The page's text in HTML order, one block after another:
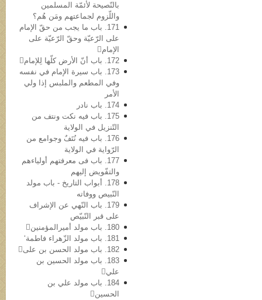
بالنّصیحة لأئمّة المسلمین
واللّزوم لجماعتهم ومَن هُم؟
171. باب ما یجب من حقّ الإمام
علی الرّعیّة وحقّ الرّعیّة علی
الإمام
172. باب أنّ الأرض کلّها لِلإمام
173. باب سیرة الإمام في نفسه
وفي المطعم والملبس إذا ولي
الأمر
174. باب نادر
175. باب فیه نکت ونتف من
التّنزیل في الولایة
176. باب فیه نُتَفٌ وجوامع من
الرّوایة في الولایة
177. باب فی معرفتهم أولیاءهم
والتفّویض إلیهم
178. أبواب التاریخ - باب مولد
النّبيص ووفاته
179. باب النّهي عن الإشراف
علی قبر النّبيّص
180. باب مولد أمیرالمؤمنین
181. باب مولد الزّهراء فاطمة‘
182. باب مولد الحسن بن علی
183. باب مولد الحسین بن
علي
184. باب مولد علي بن
الحسین